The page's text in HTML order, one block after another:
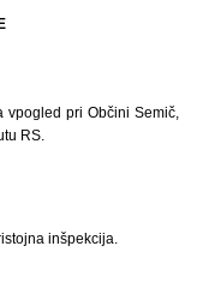
pri Občini Semič,
RS.
inšpekcija.